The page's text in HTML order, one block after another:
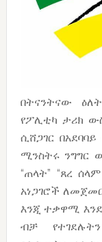
በትናንትናው
የፖሊቲካ ታሪክ
ሲሸጋገር
ሚንስትሩ ንግግር
“ጠላት” “ጸረ
አነጋገሮች
እንጂ ተቃዋሚ
ብቻ